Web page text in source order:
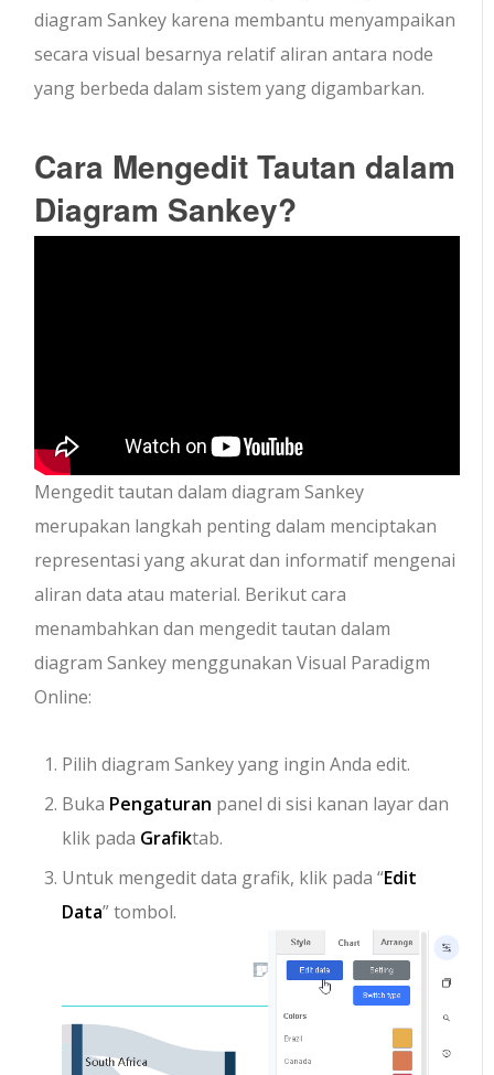
diagram Sankey karena membantu menyampaikan
secara visual besarnya relatif aliran antara node
yang berbeda dalam sistem yang digambarkan.
Cara Mengedit Tautan dalam
Diagram Sankey?
Mengedit tautan dalam diagram Sankey
merupakan langkah penting dalam menciptakan
representasi yang akurat dan informatif mengenai
aliran data atau material. Berikut cara
menambahkan dan mengedit tautan dalam
diagram Sankey menggunakan Visual Paradigm
Online:
Pilih diagram Sankey yang ingin Anda edit.
Buka Pengaturan panel di sisi kanan layar dan
klik pada Grafiktab.
Untuk mengedit data grafik, klik pada “Edit
Data” tombol.